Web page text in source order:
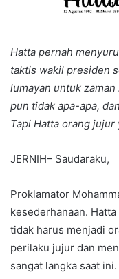
Hatta pernah
taktis wakil presiden
lumayan untuk
pun tidak apa-apa,
Tapi Hatta orang
JERNIH– Saudaraku,
Proklamator
kesederhanaan.
tidak harus menjadi
perilaku jujur dan
sangat langka saat ini.